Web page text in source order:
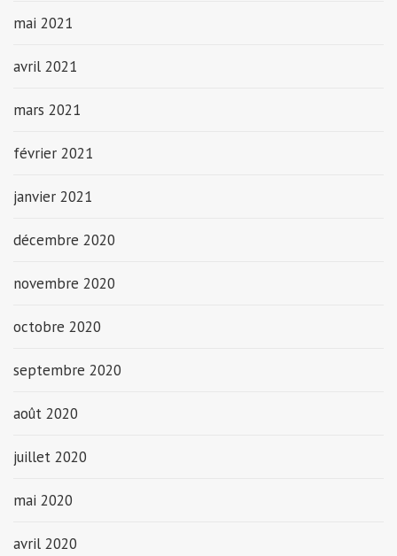
mai 2021
avril 2021
mars 2021
février 2021
janvier 2021
décembre 2020
novembre 2020
octobre 2020
septembre 2020
août 2020
juillet 2020
mai 2020
avril 2020